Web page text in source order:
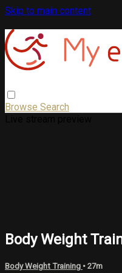
Skip to main content
Browse Search
Body Weight
Body Weight Training • 27m